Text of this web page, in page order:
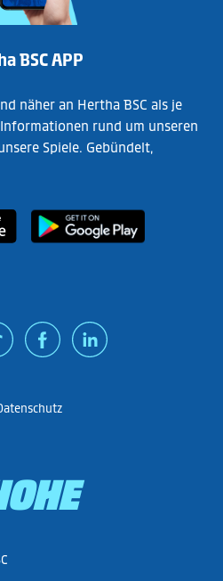
BSC APP
näher an Hertha BSC als je
rund um unseren
Spiele. Gebündelt,